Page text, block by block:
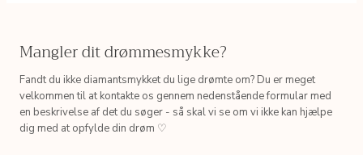
Mangler dit drømmesmykke?
Fandt du ikke diamantsmykket du lige drømte om? Du er meget
velkommen til at kontakte os gennem nedenstående formular med
en beskrivelse af det du søger - så skal vi se om vi ikke kan hjælpe
dig med at opfylde din drøm ♡